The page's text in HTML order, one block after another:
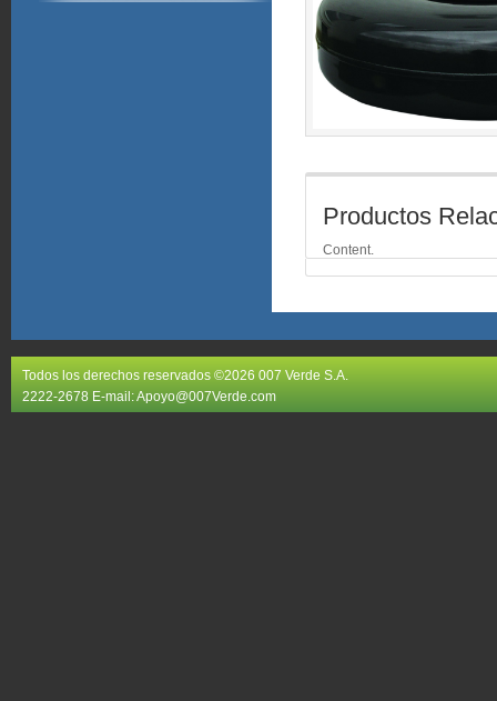
Productos
Content.
Todos los derechos reservados ©2026 007 Verde S.A.
2222-2678 E-mail:Apoyo@007Verde.com